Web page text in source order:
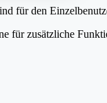
für den
für zusätzliche